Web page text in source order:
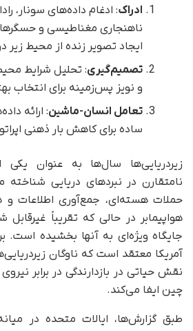
ادراک: ادغام داده‌های سونار،
ناهنجاری مغناطیسی و
ایجاد تصویر زنده از محیط زیر
تصمیم‌گیری: تحلیل شرایط
و نویز پس‌زمینه برای انتخاب
تعامل انسان-ماشین: ارائه
ساده برای کاهش بار ذهنی
زیردریایی‌ها سال‌ها به‌ عنوان یکی
نامتقارن در نبردهای دریایی شناخته
حملات هسته‌ای، جمع‌آوری اطلاعات و
هواپیمابر در حالی که تقریباً غیرقابل
جایگاه ویژه‌ای به آنها بخشیده است.
آمریکا معتقد است که ناوگان
نقش حیاتی در بازدارندگی در برابر
چین ایفا می‌کند.